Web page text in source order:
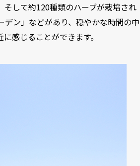
そして約120種類のハーブが栽培され
デン」などがあり、穏やかな時間の中
感じることができます。